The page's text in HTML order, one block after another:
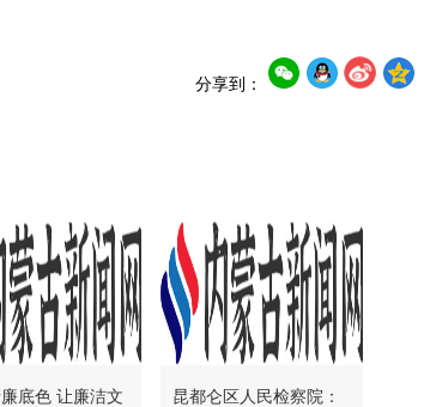
分享到：
底色 让廉洁文
昆都仑区人民检察院：